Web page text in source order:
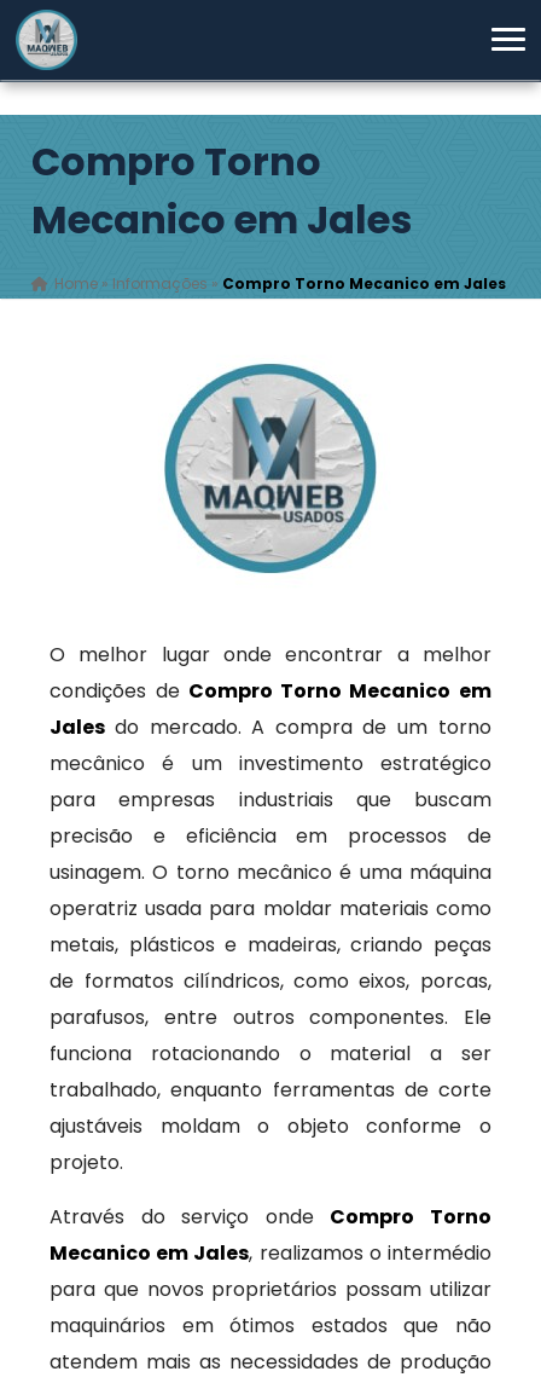
Compro Torno
Mecanico em Jales
Home » Informações » Compro Torno Mecanico em Jales
O melhor lugar onde encontrar a melhor
condições de Compro Torno Mecanico em
Jales do mercado. A compra de um torno
mecânico é um investimento estratégico
para empresas industriais que buscam
precisão e eficiência em processos de
usinagem. O torno mecânico é uma máquina
operatriz usada para moldar materiais como
metais, plásticos e madeiras, criando peças
de formatos cilíndricos, como eixos, porcas,
parafusos, entre outros componentes. Ele
funciona rotacionando o material a ser
trabalhado, enquanto ferramentas de corte
ajustáveis moldam o objeto conforme o
projeto.
Através do serviço onde Compro Torno
Mecanico em Jales, realizamos o intermédio
para que novos proprietários possam utilizar
maquinários em ótimos estados que não
atendem mais as necessidades de produção